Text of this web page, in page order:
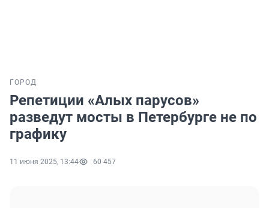
ГОРОД
Репетиции «Алых парусов»
разведут мосты в Петербурге не по
графику
11 июня 2025, 13:44 60 457